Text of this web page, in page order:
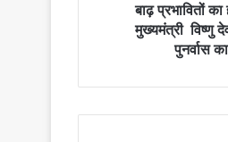
मुख्यमंत्रीबाढ़ प्रभावितों
मुख्यमंत्री विष्णु
पुनर्वास